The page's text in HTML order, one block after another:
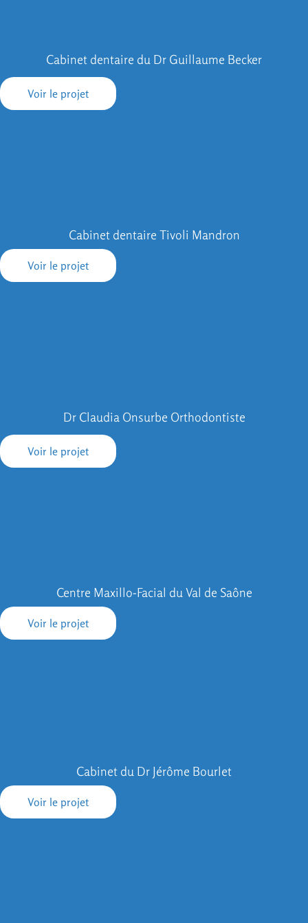
Cabinet dentaire du Dr Guillaume Becker
Voir le projet
Cabinet dentaire Tivoli Mandron
Voir le projet
Dr Claudia Onsurbe Orthodontiste
Voir le projet
Centre Maxillo-Facial du Val de Saône
Voir le projet
Cabinet du Dr Jérôme Bourlet
Voir le projet